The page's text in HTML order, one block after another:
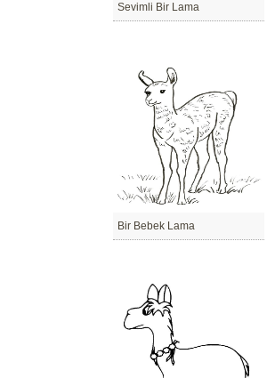
Sevimli Bir Lama
Bir Bebek Lama